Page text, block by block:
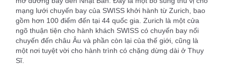
mạng lưới chuyến bay của SWISS khởi hành từ Zurich, bao
gồm hơn 100 điểm đến tại 44 quốc gia. Zurich là một cửa
ngõ thuận tiện cho hành khách SWISS có chuyến bay nối
chuyến đến châu Âu và phần còn lại của thế giới, cũng là
một nơi tuyệt vời cho hành trình có chặng dừng dài ở Thụy
Sĩ.